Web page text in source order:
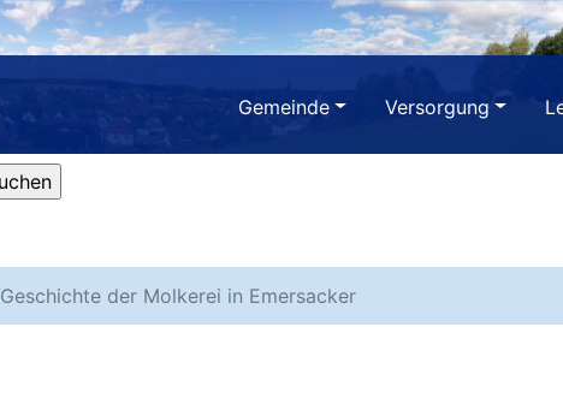
Gemeinde Versorgung
Geschichte der Molkerei in Emersacker